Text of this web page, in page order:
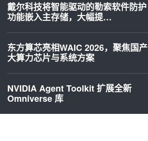
戴尔科技将智能驱动的勒索软件防护
功能嵌入主存储，大幅提…
东方算芯亮相WAIC 2026，聚焦国产
大算力芯片与系统方案
NVIDIA Agent Toolkit 扩展全新
Omniverse 库